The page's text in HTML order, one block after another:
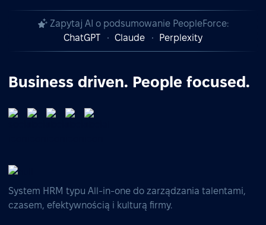
Zapytaj AI o podsumowanie PeopleForce:
ChatGPT
Claude Perplexity
Business driven. People focused.
System HRM typu All-in-one do zarządzania talentami,
czasem, efektywnością i kulturą firmy.